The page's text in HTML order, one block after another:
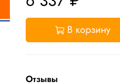
В корзину
Отзывы